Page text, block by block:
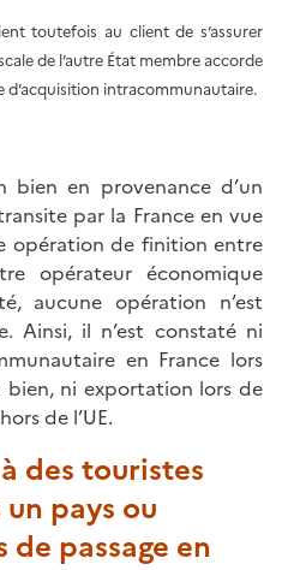
toutefois au client de s’assurer
de l’autre État membre accorde
d’acquisition intracommunautaire.
bien en provenance d’un
par la France en vue
opération de finition entre
opérateur économique
aucune opération n’est
Ainsi, il n’est constaté ni
en France lors
ni exportation lors de
de l’UE.
des touristes
pays ou
passage en